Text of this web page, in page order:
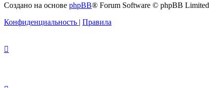
Создано на основе phpBB® Forum Software © phpBB Limited
Конфиденциальность | Правила